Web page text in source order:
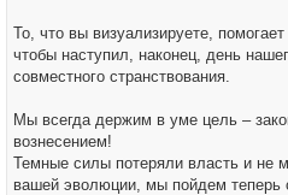
То, что вы визуализируете,
чтобы наступил, наконец, день
совместного странствования.
Мы всегда держим в уме цель –
вознесением!
Темные силы потеряли власть и не
вашей эволюции, мы пойдем теперь